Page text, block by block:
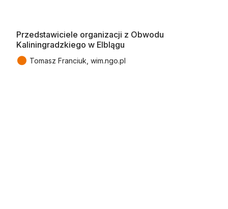
Przedstawiciele organizacji z Obwodu
Kaliningradzkiego w Elblągu
● Tomasz Franciuk, wim.ngo.pl